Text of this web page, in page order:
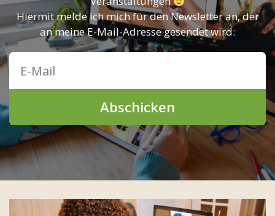
Hiermit melde ich mich für den Newsletter an, der
an meine E-Mail-Adresse gesendet wird:
Abschicken